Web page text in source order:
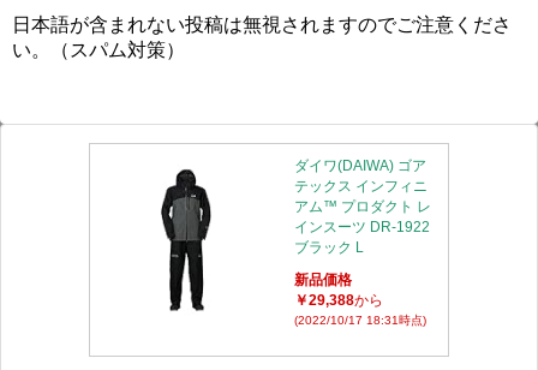
日本語が含まれない投稿は無視されますのでご注意くださ
い。（スパム対策）
ダイワ(DAIWA) ゴア
テックス インフィニ
アム™ プロダクト レ
インスーツ DR-1922
ブラック L
新品価格
￥29,388から
(2022/10/17 18:31時点)